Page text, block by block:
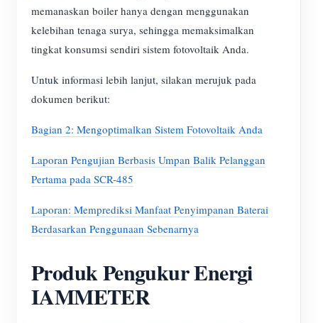
memanaskan boiler hanya dengan menggunakan
kelebihan tenaga surya, sehingga memaksimalkan
tingkat konsumsi sendiri sistem fotovoltaik Anda.
Untuk informasi lebih lanjut, silakan merujuk pada
dokumen berikut:
Bagian 2: Mengoptimalkan Sistem Fotovoltaik Anda
Laporan Pengujian Berbasis Umpan Balik Pelanggan
Pertama pada SCR-485
Laporan: Memprediksi Manfaat Penyimpanan Baterai
Berdasarkan Penggunaan Sebenarnya
Produk Pengukur Energi
IAMMETER